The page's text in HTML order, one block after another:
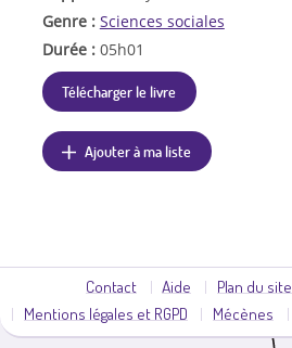
Genre : Sciences sociales
Durée : 05h01
Télécharger le livre
Ajouter à ma liste
Contact Aide Plan du site
Mentions légales et RGPD
Mécènes